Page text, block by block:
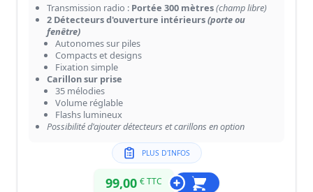
Transmission radio : Portée 300 mètres(champ libre)
2 Détecteurs d'ouverture intérieurs(porte ou
fenêtre)
Autonomes sur piles
Compacts et designs
Fixation simple
Carillon sur prise
35 mélodies
Volume réglable
Flashs lumineux
Possibilité d'ajouter détecteurs et carillons en option
PLUS D'INFOS
99,00 € TTC